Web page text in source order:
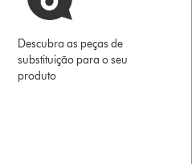
Descubra as peças de
substituição para o seu
produto